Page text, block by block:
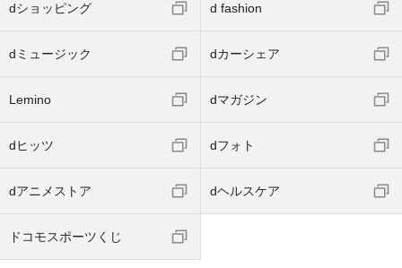
dショッピング d fashion
dミュージック dカーシェア
Lemino dマガジン
dヒッツ dフォト
dアニメストア dヘルスケア
ドコモスポーツくじ